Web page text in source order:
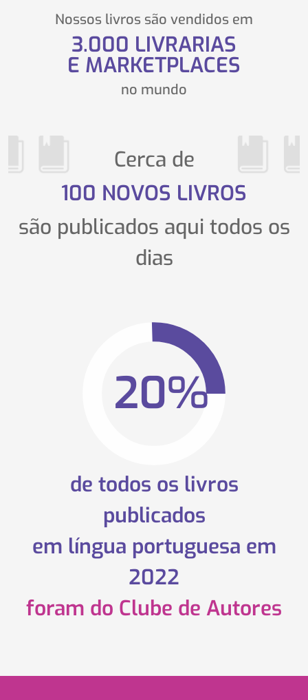
Nossos livros são vendidos em
3.000 LIVRARIAS
E MARKETPLACES
no mundo
Cerca de
100 NOVOS LIVROS
são publicados aqui todos os
dias
20%
de todos os livros
publicados
em língua portuguesa em
2022
foram do Clube de Autores